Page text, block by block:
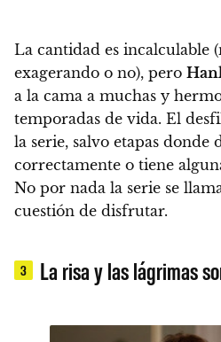
La cantidad es incalculable
exagerando o no), pero
a la cama a muchas y
temporadas de vida. El
la serie, salvo etapas donde
correctamente o tiene
No por nada la serie se
cuestión de disfrutar.
3 La risa y las lágrimas